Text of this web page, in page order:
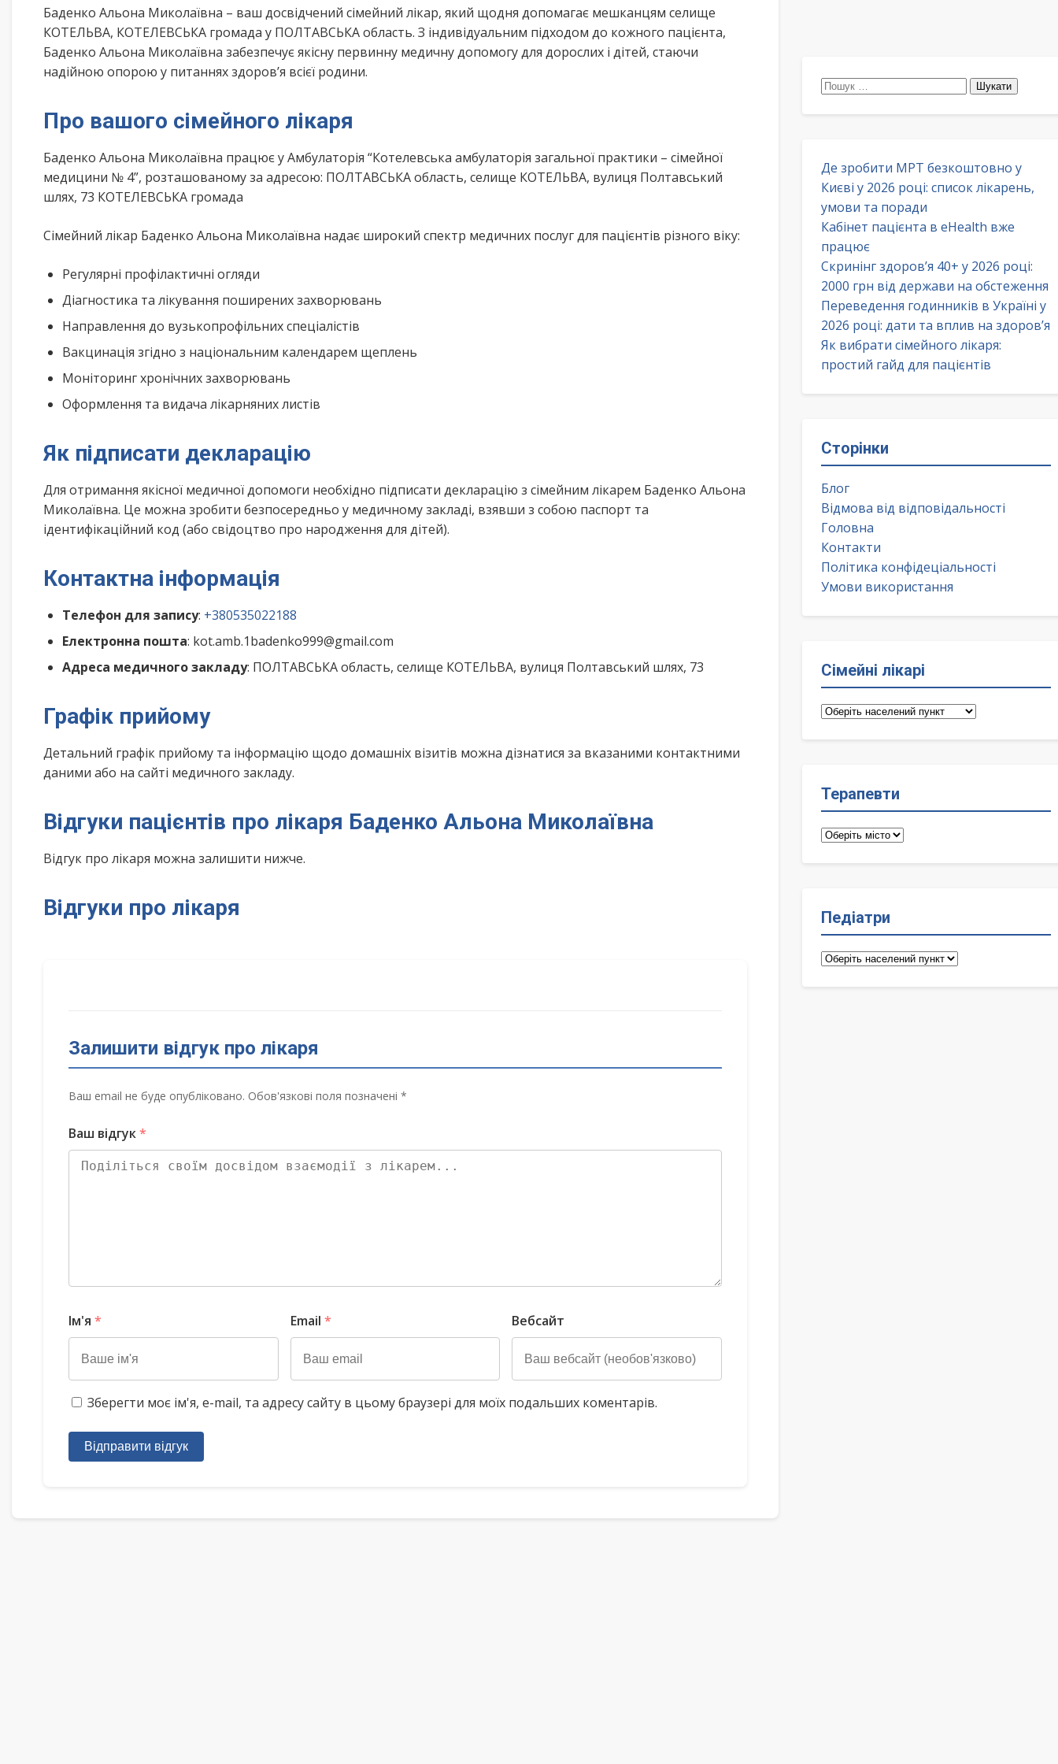
Баденко Альона Миколаївна – ваш досвідчений сімейний лікар, який щодня допомагає мешканцям селище
КОТЕЛЬВА, КОТЕЛЕВСЬКА громада у ПОЛТАВСЬКА область. З індивідуальним підходом до кожного пацієнта,
Баденко Альона Миколаївна забезпечує якісну первинну медичну допомогу для дорослих і дітей, стаючи
надійною опорою у питаннях здоров’я всієї родини.
Про вашого сімейного лікаря
Баденко Альона Миколаївна працює у Амбулаторія “Котелевська амбулаторія загальної практики – сімейної
медицини № 4”, розташованому за адресою: ПОЛТАВСЬКА область, селище КОТЕЛЬВА, вулиця Полтавський
шлях, 73 КОТЕЛЕВСЬКА громада
Сімейний лікар Баденко Альона Миколаївна надає широкий спектр медичних послуг для пацієнтів різного віку:
Регулярні профілактичні огляди
Діагностика та лікування поширених захворювань
Направлення до вузькопрофільних спеціалістів
Вакцинація згідно з національним календарем щеплень
Моніторинг хронічних захворювань
Оформлення та видача лікарняних листів
Як підписати декларацію
Для отримання якісної медичної допомоги необхідно підписати декларацію з сімейним лікарем Баденко Альона
Миколаївна. Це можна зробити безпосередньо у медичному закладі, взявши з собою паспорт та
ідентифікаційний код (або свідоцтво про народження для дітей).
Контактна інформація
Телефон для запису: +380535022188
Електронна пошта: kot.amb.1badenko999@gmail.com
Адреса медичного закладу: ПОЛТАВСЬКА область, селище КОТЕЛЬВА, вулиця Полтавський шлях, 73
Графік прийому
Детальний графік прийому та інформацію щодо домашніх візитів можна дізнатися за вказаними контактними
даними або на сайті медичного закладу.
Відгуки пацієнтів про лікаря Баденко Альона Миколаївна
Відгук про лікаря можна залишити нижче.
Відгуки про лікаря
Залишити відгук про лікаря
Ваш email не буде опубліковано. Обов'язкові поля позначені *
Ваш відгук*
Ім'я * Email * Вебсайт
Зберегти моє ім'я, e-mail, та адресу сайту в цьому браузері для моїх подальших коментарів.
Відправити відгук
Пошук:
Де зробити МРТ безкоштовно у
Києві у 2026 році: список лікарень,
умови та поради
Кабінет пацієнта в eHealth вже
працює
Скринінг здоров’я 40+ у 2026 році:
2000 грн від держави на обстеження
Переведення годинників в Україні у
2026 році: дати та вплив на здоров’я
Як вибрати сімейного лікаря:
простий гайд для пацієнтів
Сторінки
Блог
Відмова від відповідальності
Головна
Контакти
Політика конфідеціальності
Умови використання
Сімейні лікарі
Сімейні
Терапевти
Терапевти
Педіатри
Педіатри